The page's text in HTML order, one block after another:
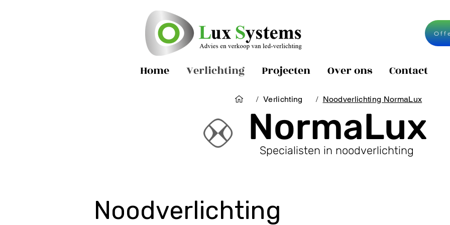
Home Verlichting Projecten Over ons Contact
/ Verlichting / Noodverlichting NormaLux
NormaLux
Specialisten in noodverlichting